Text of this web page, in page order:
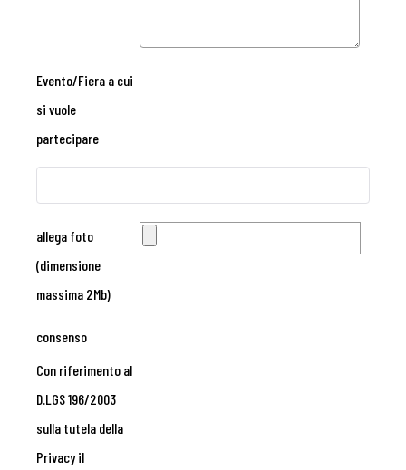
Evento/Fiera a cui
si vuole
partecipare
allega foto
(dimensione
massima 2Mb)
consenso
Con riferimento al
D.LGS 196/2003
sulla tutela della
Privacy il